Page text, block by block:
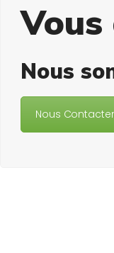
Nous
Nous Contacter